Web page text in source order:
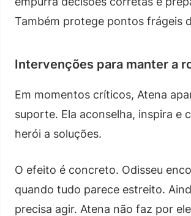
Também protege pontos frágeis
Intervenções para manter a
Em momentos críticos, Atena
suporte. Ela aconselha, inspira e
herói a soluções.
O efeito é concreto. Odisseu
quando tudo parece estreito.
precisa agir. Atena não faz por